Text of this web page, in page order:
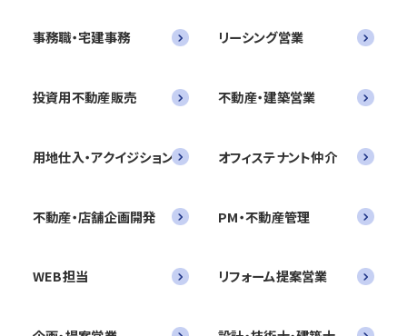
事務職・宅建事務 リーシング営業
投資用不動産販売 不動産・建築営業
用地仕入・アクイジション オフィステナント仲介
不動産・店舗企画開発 PM・不動産管理
WEB担当 リフォーム提案営業